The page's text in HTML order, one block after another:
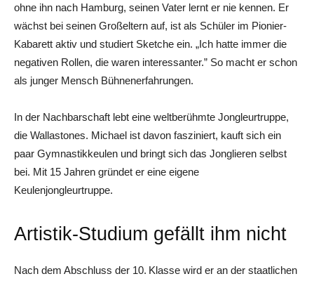
ohne ihn nach Hamburg, seinen Vater lernt er nie kennen. Er
wächst bei seinen Großeltern auf, ist als Schüler im Pionier-
Kabarett aktiv und studiert Sketche ein. „Ich hatte immer die
negativen Rollen, die waren interessanter.” So macht er schon
als junger Mensch Bühnenerfahrungen.
In der Nachbarschaft lebt eine weltberühmte Jongleurtruppe,
die Wallastones. Michael ist davon fasziniert, kauft sich ein
paar Gymnastikkeulen und bringt sich das Jonglieren selbst
bei. Mit 15 Jahren gründet er eine eigene
Keulenjongleurtruppe.
Artistik-Studium gefällt ihm nicht
Nach dem Abschluss der 10. Klasse wird er an der staatlichen